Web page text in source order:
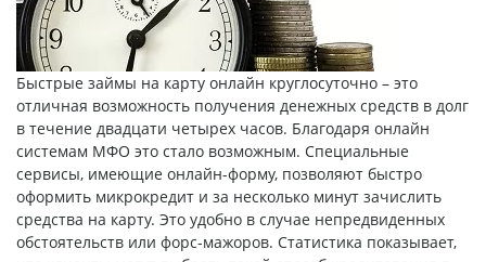
Быстрые займы на карту онлайн круглосуточно – это
отличная возможность получения денежных средств в долг
в течение двадцати четырех часов. Благодаря онлайн
системам МФО это стало возможным. Специальные
сервисы, имеющие онлайн-форму, позволяют быстро
оформить микрокредит и за несколько минут зачислить
средства на карту. Это удобно в случае непредвиденных
обстоятельств или форс-мажоров. Статистика показывает,